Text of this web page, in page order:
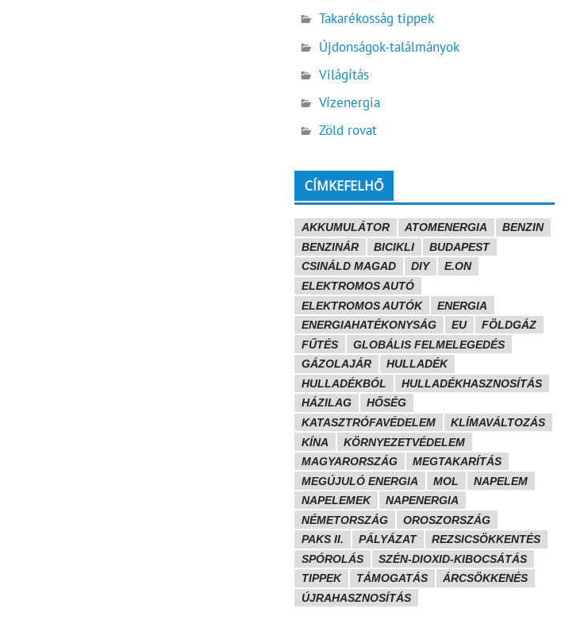
Takarékosság tippek
Újdonságok-találmányok
Világítás
Vízenergia
Zöld rovat
CÍMKEFELHŐ
AKKUMULÁTOR ATOMENERGIA
BENZIN
BENZINÁR
BICIKLI
BUDAPEST
CSINÁLD MAGAD
DIY
E.ON
ELEKTROMOS AUTÓ
ELEKTROMOS AUTÓK
ENERGIA
ENERGIAHATÉKONYSÁG
EU
FÖLDGÁZ
FŰTÉS
GLOBÁLIS FELMELEGEDÉS
GÁZOLAJÁR
HULLADÉK
HULLADÉKBÓL
HULLADÉKHASZNOSÍTÁS
HÁZILAG
HŐSÉG
KATASZTRÓFAVÉDELEM
KLÍMAVÁLTOZÁS
KÍNA
KÖRNYEZETVÉDELEM
MAGYARORSZÁG
MEGTAKARÍTÁS
MEGÚJULÓ ENERGIA
MOL
NAPELEM
NAPELEMEK
NAPENERGIA
NÉMETORSZÁG
OROSZORSZÁG
PAKS II.
PÁLYÁZAT
REZSICSÖKKENTÉS
SPÓROLÁS
SZÉN-DIOXID-KIBOCSÁTÁS
TIPPEK
TÁMOGATÁS
ÁRCSÖKKENÉS
ÚJRAHASZNOSÍTÁS